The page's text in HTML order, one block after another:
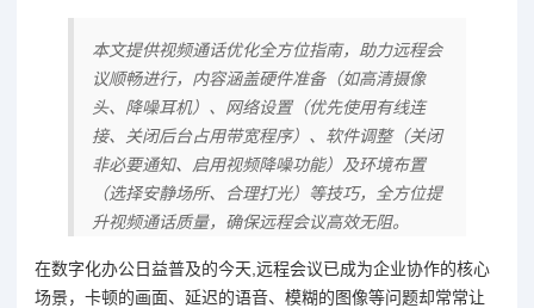
本文提供视频通话优化全方位指南，助力远程会
议顺畅进行，内容涵盖硬件准备（如高清摄像
头、降噪耳机）、网络设置（优先使用有线连
接、关闭后台占用带宽程序）、软件调整（关闭
非必要通知、启用视频降噪功能）及环境布置
（选择安静场所、合理打光）等技巧，全方位提
升视频通话质量，确保远程会议高效无阻。
在数字化办公日益普及的今天,远程会议已成为企业协作的核心
场景，卡顿的画面、延迟的语音、模糊的图像等问题却常常让